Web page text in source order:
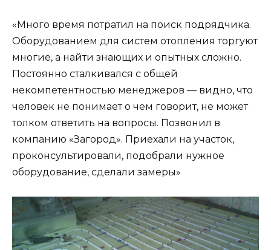
«Много время потратил на поиск подрядчика.
Оборудованием для систем отопления торгуют
многие, а найти знающих и опытных сложно.
Постоянно сталкивался с общей
некомпетентностью менеджеров — видно, что
человек не понимает о чем говорит, не может
толком ответить на вопросы. Позвонил в
компанию «Загород». Приехали на участок,
проконсультировали, подобрали нужное
оборудование, сделали замеры»